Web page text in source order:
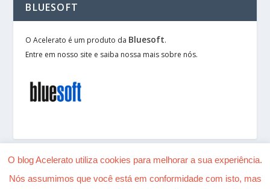
BLUESOFT
O Acelerato é um produto da Bluesoft.
Entre em nosso site e saiba nossa mais sobre nós.
O blog Acelerato utiliza cookies para melhorar a sua experiência.
Nós assumimos que você está em conformidade com isto, mas